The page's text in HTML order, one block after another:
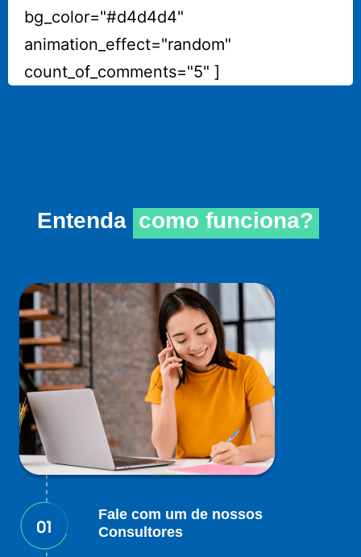
bg_color="#d4d4d4"
animation_effect="random"
count_of_comments="5" ]
Entenda como funciona?
Fale com um de nossos
Consultores